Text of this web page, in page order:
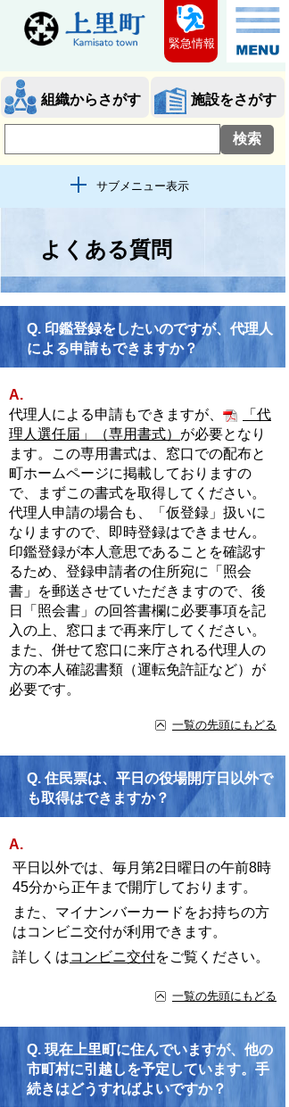
組織からさがす 施設をさがす
サブメニュー表示
緊急情報
よくある質問
Q. 印鑑登録をしたいのですが、代理人
による申請もできますか？
A.
代理人による申請もできますが、
「代
理人選任届」（専用書式） が必要となり
ます。この専用書式は、窓口での配布と
町ホームページに掲載しておりますの
で、まずこの書式を取得してください。
代理人申請の場合も、「仮登録」扱いに
なりますので、即時登録はできません。
印鑑登録が本人意思であることを確認す
るため、登録申請者の住所宛に「照会
書」を郵送させていただきますので、後
日「照会書」の回答書欄に必要事項を記
入の上、窓口まで再来庁してください。
また、併せて窓口に来庁される代理人の
方の本人確認書類（運転免許証など）が
必要です。
一覧の先頭にもどる
Q. 住民票は、平日の役場開庁日以外で
も取得はできますか？
A.
平日以外では、毎月第2日曜日の午前8時
45分から正午まで開庁しております。
また、マイナンバーカードをお持ちの方
はコンビニ交付が利用できます。
詳しくはコンビニ交付をご覧ください。
一覧の先頭にもどる
Q. 現在上里町に住んでいますが、他の
市町村に引越しを予定しています。手
続きはどうすればよいですか？